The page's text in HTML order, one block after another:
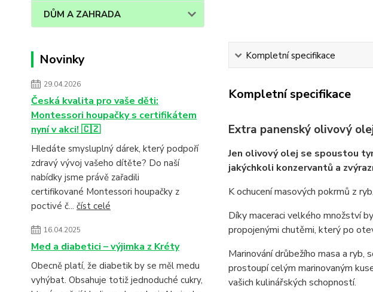
DŮM A ZAHRADA
Novinky
29.04.2026
Česká kvalita pro vaše děti:
Montessori houpačky s certifikátem
nyní v akci! 🇨🇿
Hledáte smysluplný dárek, který podpoří
zdravý vývoj vašeho dítěte? Do naší
nabídky jsme právě zařadili
certifikované Montessori houpačky z
poctivé č... číst celé
16.04.2025
Med a diabetici – výjimka z Kréty
Obecně platí, že diabetik by se měl medu
vyhýbat. Obsahuje totiž jednoduché cukry,
Kompletní specifikace
Kompletní specifikace
Extra panenský olivový
Jen olivový olej se spoustou
jakýchkoli konzervantů a
K ochucení masových pokrmů z
Díky maceraci velkého množství
propojenými chutěmi, který po
Marinování drůbežího masa a
prostoupí celým marinovaným
vašich kulinářských schopností.